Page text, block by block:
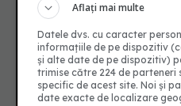
Aflați mai multe
Datele dvs. cu caracter
informațiile de pe dispozitiv
și alte date de pe dispozitiv)
trimise către 224 de parteneri
specific de acest site. Noi și
date exacte de localizare